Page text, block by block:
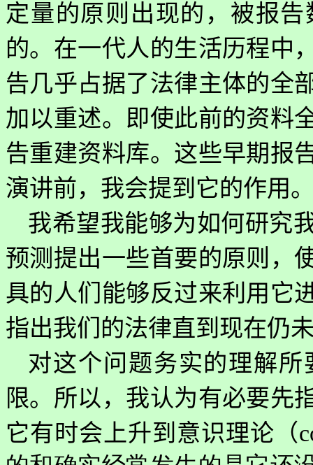
定量的原则出现的，被报
的。在一代人的生活历程中
告几乎占据了法律主体的全
加以重述。即使此前的资料
告重建资料库。这些早期报
演讲前，我会提到它的作用
我希望我能够为如何研究
预测提出一些首要的原则，
具的人们能够反过来利用它
指出我们的法律直到现在仍
对这个问题务实的理解
限。所以，我认为有必要先
它有时会上升到意识理论（